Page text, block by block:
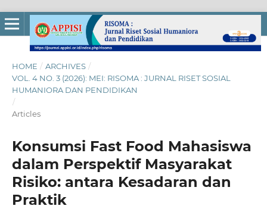
HOME / ARCHIVES /
VOL. 4 NO. 3 (2026): MEI: RISOMA : JURNAL RISET SOSIAL
HUMANIORA DAN PENDIDIKAN
/
Articles
Konsumsi Fast Food Mahasiswa
dalam Perspektif Masyarakat
Risiko: antara Kesadaran dan
Praktik